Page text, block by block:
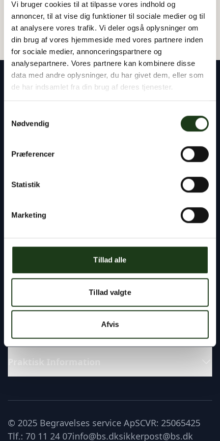
Vi bruger cookies til at tilpasse vores indhold og
annoncer, til at vise dig funktioner til sociale medier og til
at analysere vores trafik. Vi deler også oplysninger om
din brug af vores hjemmeside med vores partnere inden
for sociale medier, annonceringspartnere og
analysepartnere. Vores partnere kan kombinere disse
data med andre oplysninger, du har givet dem, eller som
de har indsamlet fra din brug af deres tjenester.
Nødvendig
Præferencer
Statistik
Marketing
Tillad alle
Tillad valgte
Afvis
Vores rådgivere står klar til at hjælpe dig med
planlægning af en begravelse eller bisættelse,
håndtering af bobehandlingen ved skifteretten.
Du er altid velkommen til at tage kontakt til os,
Katalog
Læs om
Praktisk Information
© 2025 Begravelses service ApSCVR: 25065425
Tlf.: 70 11 24 07info@bs.dksikkerpost@bs.dk